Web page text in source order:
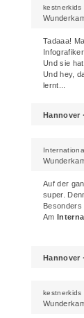
kestnerkids
Tadaaa!
Und sie
Und hey,
lernt...
Hannover
Auf der
super.
Besonders
Am
Hannover
kestnerkids